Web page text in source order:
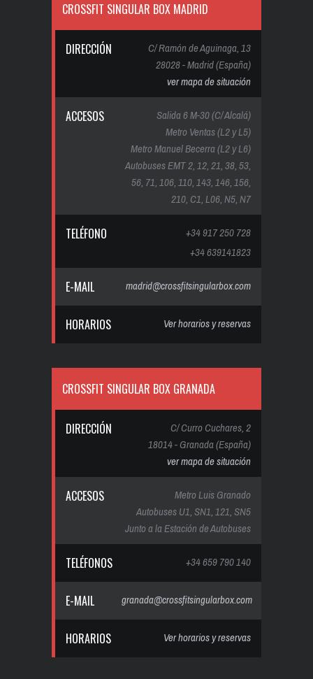
CROSSFIT SINGULAR BOX MADRID
DIRECCIÓN
C/ Ramón de Aguinaga, 13
28028 - Madrid (España)
ver mapa de situación
ACCESOS
Salida 6 M-30 (C/ Alcalá)
Metro Ventas (L2 y L5)
Metro Manuel Becerra (L2 y L6)
Autobuses EMT 2, 12, 21, 38, 53,
56, 71, 106, 110, 143, 146, 156,
210, C1, L06, N5, N7
TELÉFONO
+34 917 250 728
+34 639141823
E-MAIL madrid@crossfitsingularbox.com
HORARIOS Ver horarios y reservas
CROSSFIT SINGULAR BOX GRANADA
DIRECCIÓN
C/ Curro Cuchares, 2
18014 - Granada (España)
ver mapa de situación
ACCESOS
Metro Luis Granado
Autobuses U1, SN1, 121, SN5
Junto a la Estación de Autobuses
TELÉFONOS +34 659 790 140
E-MAIL granada@crossfitsingularbox.com
HORARIOS Ver horarios y reservas